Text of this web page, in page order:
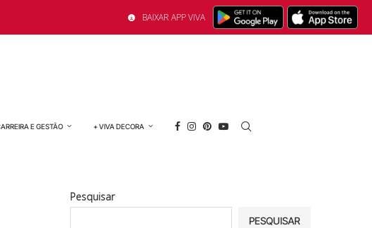
BAIXAR APP VIVA
E GESTÃO + VIVA DECORA
Pesquisar
PESQUISAR